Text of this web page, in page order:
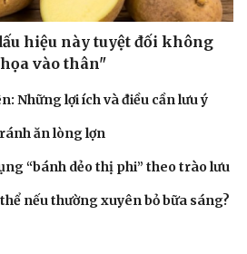
Podcast
Câu chuyện thời sự
Đọc truyện đêm khuya
Kể chuyện cho bé
hiệu này tuyệt đối không
vào thân"
Những lợi ích và điều cần lưu ý
ăn lòng lợn
“bánh dẻo thị phi” theo trào lưu
nếu thường xuyên bỏ bữa sáng?